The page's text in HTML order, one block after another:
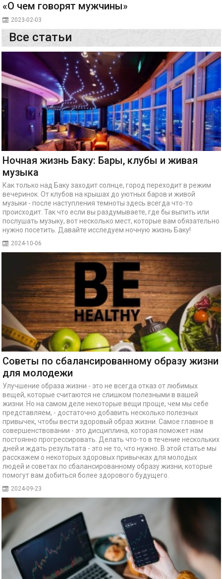
«О чем говорят мужчины»
2023-02-03
Все статьи
Ночная жизнь Баку: Бары, клубы и живая
музыка
Как только над Баку заходит солнце, город переходит в режим
вечеринок. От клубов на крышах до уютных баров и живой
музыки - после наступления темноты здесь всегда что-то
происходит. Так что если вы раздумываете, где бы выпить или
послушать музыку, вот несколько мест, которые вам обязательно
нужно посетить. Давайте исследуем ночную жизнь Баку!
2024-10-06
Советы по сбалансированному образу жизни
для молодежи
Улучшение образа жизни - это не всегда отказ от любимых
вещей, которые считаются не слишком полезными в вашей
жизни. Но на самом деле некоторые вещи проще, чем мы себе
представляем, - достаточно добавить несколько полезных
привычек, чтобы вести здоровый образ жизни. Самое главное в
совершенствовании - это дисциплина, которая поможет нам
постоянно прогрессировать. Делать что-то в течение нескольких
дней и ждать результата - это не то, что нужно. В этой статье мы
расскажем о некоторых здоровых привычках для молодых
людей и советах по сбалансированному образу жизни, которые
помогут вам добиться более здорового будущего.
2024-09-23